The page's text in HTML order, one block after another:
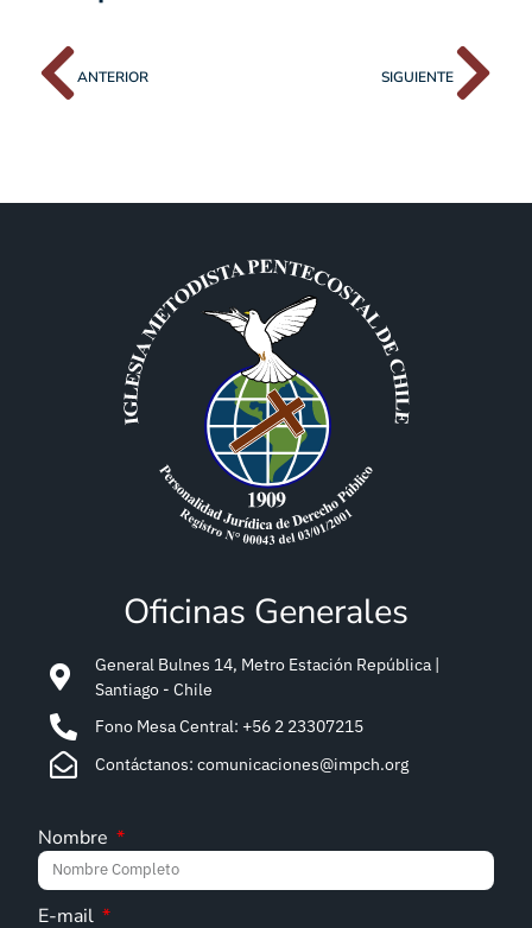
ANTERIOR SIGUIENTE
Oficinas Generales
General Bulnes 14, Metro Estación República |
Santiago - Chile
Fono Mesa Central: +56 2 23307215
Contáctanos: comunicaciones@impch.org
Nombre
E-mail